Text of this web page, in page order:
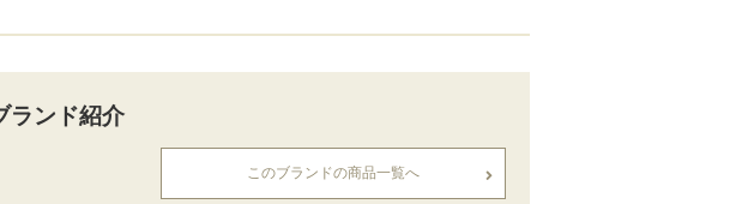
ランド紹介
このブランドの商品一覧へ